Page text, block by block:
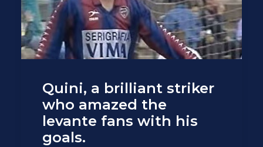
Search
Quini, a brilliant striker
who amazed the
levante fans with his
goals.